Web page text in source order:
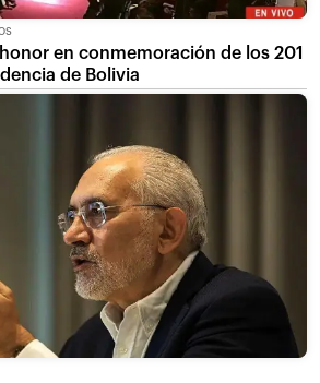
en conmemoración de los 201
de Bolivia